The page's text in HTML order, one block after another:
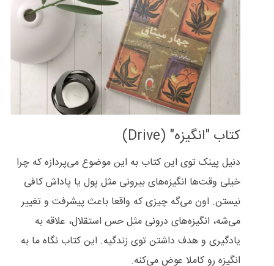
کتاب "انگیزه" (Drive)
دنیل پینک توی این کتاب به این موضوع می‌پردازه که چرا
خیلی وقت‌ها انگیزه‌های بیرونی مثل پول یا پاداش کافی
نیستن. اون می‌گه چیزی که واقعا باعث پیشرفت و تغییر
می‌شه، انگیزه‌های درونی مثل حس استقلال، علاقه به
یادگیری و هدف داشتن توی زندگیه. این کتاب نگاه ما به
انگیزه رو کاملا عوض می‌کنه.